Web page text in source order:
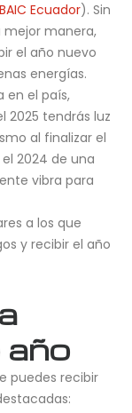
BAIC Ecuador). Sin
mejor manera,
el año nuevo
energías.
en el país,
2025 tendrás luz
al finalizar el
2024 de una
vibra para
a los que
y recibir el año
año
puedes recibir